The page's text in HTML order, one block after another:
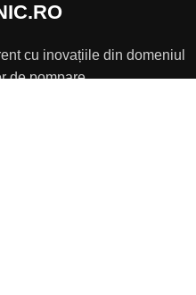
cu inovațiile din domeniul
de pompare